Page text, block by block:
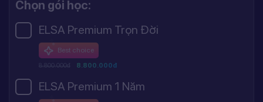
Chọn gói học:
ELSA Premium Trọn Đời
Best choice
8.800.000đ 8.800.000đ
ELSA Premium 1 Năm